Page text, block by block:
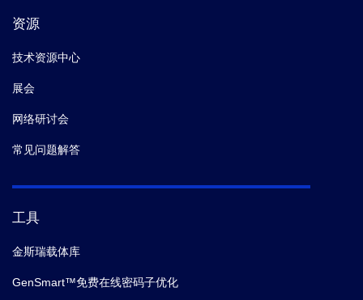
资源
技术资源中心
展会
网络研讨会
常见问题解答
工具
金斯瑞载体库
GenSmart™免费在线密码子优化